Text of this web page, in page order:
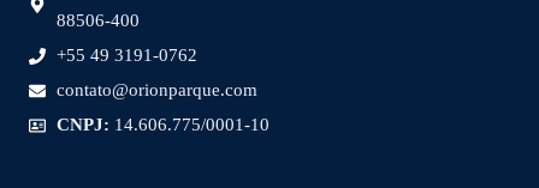
88506-400
+55 49 3191-0762
contato@orionparque.com
CNPJ: 14.606.775/0001-10